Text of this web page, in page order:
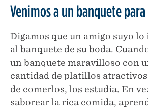
Venimos a un banquete
Digamos que un amigo suyo
al banquete de su boda.
un banquete maravilloso con
cantidad de platillos
de comerlos, los estudia. En
saborear la rica comida,